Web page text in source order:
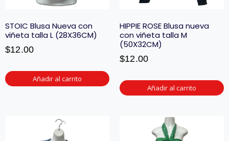
STOIC Blusa Nueva con
viñeta talla L (28X36CM)
$12.00
Añadir al carrito
HIPPIE ROSE Blusa nueva
con viñeta talla M
(50X32CM)
$12.00
Añadir al carrito